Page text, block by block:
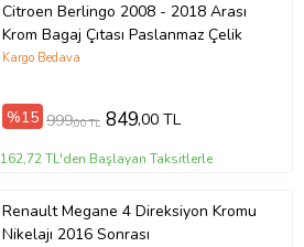
Citroen Berlingo 2008 - 2018 Arası
Krom Bagaj Çıtası Paslanmaz Çelik
Kargo Bedava
%15 999,00 TL 849,00 TL
162,72 TL'den Başlayan Taksitlerle
Renault Megane 4 Direksiyon Kromu
Nikelajı 2016 Sonrası